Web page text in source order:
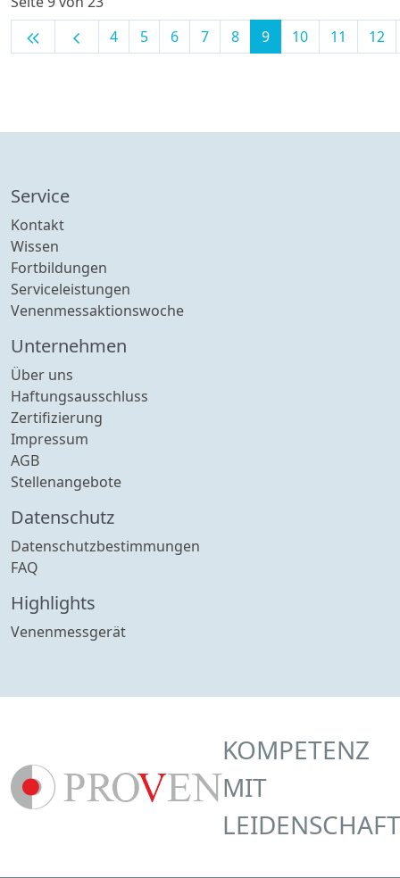
keyboard_double_arrow_left chevron_left 4 5 6 7 8 9 10 11 12
Service
Kontakt
Wissen
Fortbildungen
Serviceleistungen
Venenmessaktionswoche
Unternehmen
Über uns
Haftungsausschluss
Zertifizierung
Impressum
AGB
Stellenangebote
Datenschutz
Datenschutzbestimmungen
FAQ
Highlights
Venenmessgerät
KOMPETENZ
MIT
LEIDENSCHAFT